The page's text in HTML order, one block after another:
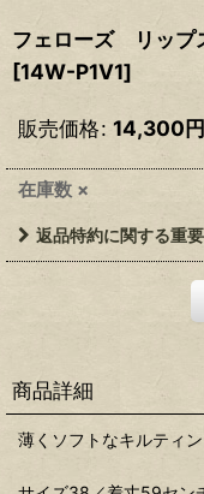
フェローズ リップ
[14W-P1V1]
販売価格: 14,300円
在庫数 ×
返品特約に関する重
商品詳細
薄くソフトなキルティ